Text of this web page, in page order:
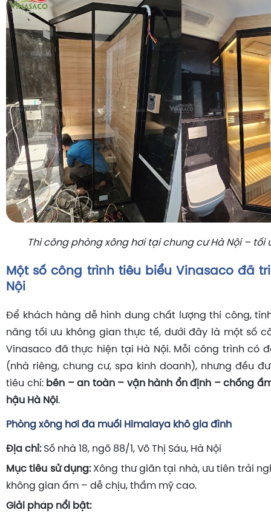
Thi công phòng xông hơi tại chung cư Hà Nội – tối
Một số công trình tiêu biểu Vinasaco đã
Nội
Để khách hàng dễ hình dung chất lượng thi công,
năng tối ưu không gian thực tế, dưới đây là một số
Vinasaco đã thực hiện tại Hà Nội. Mỗi công trình có
(nhà riêng, chung cư, spa kinh doanh), nhưng đều
tiêu chí: bền – an toàn – vận hành ổn định – chống
hậu Hà Nội.
Phòng xông hơi đá muối Himalaya khô gia đình
Địa chỉ:Số nhà 18, ngõ 88/1, Võ Thị Sáu, Hà Nội
Mục tiêu sử dụng:Xông thư giãn tại nhà, ưu tiên trải
không gian ấm – dễ chịu, thẩm mỹ cao.
Giải pháp nổi bật: